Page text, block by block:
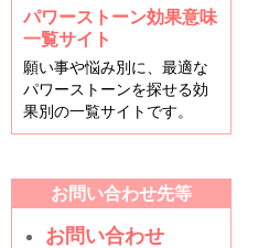
パワーストーン効果意味
一覧サイト
願い事や悩み別に、最適な
パワーストーンを探せる効
果別の一覧サイトです。
お問い合わせ先等
お問い合わせ